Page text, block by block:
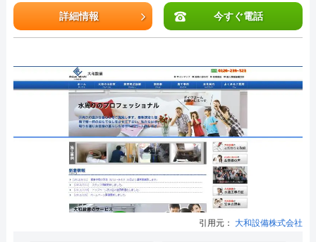
詳細情報 今すぐ電話
引用元： 大和設備株式会社